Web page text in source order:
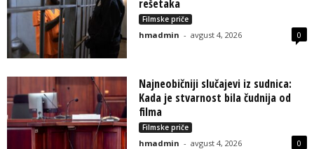
rešetaka
Filmske priče
hmadmin - avgust 4, 2026 0
Najneobičniji slučajevi iz sudnica:
Kada je stvarnost bila čudnija od
filma
Filmske priče
hmadmin - avgust 4, 2026 0